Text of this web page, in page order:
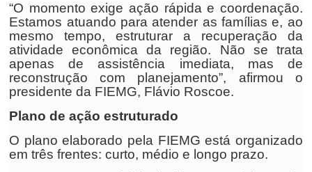
“O momento exige ação rápida e coordenação.
Estamos atuando para atender as famílias e, ao
mesmo tempo, estruturar a recuperação da
atividade econômica da região. Não se trata
apenas de assistência imediata, mas de
reconstrução com planejamento”, afirmou o
presidente da FIEMG, Flávio Roscoe.
Plano de ação estruturado
O plano elaborado pela FIEMG está organizado
em três frentes: curto, médio e longo prazo.